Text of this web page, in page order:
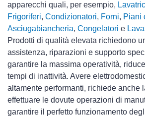
apparecchi quali, per esempio,
Frigoriferi, Condizionatori, Forni, Piani
Asciugabiancheria, Congelatori e
Prodotti di qualità elevata richiedono
assistenza, riparazioni e supporto
garantire la massima operatività,
tempi di inattività. Avere
altamente performanti, richiede anche
effettuare le dovute operazioni di
garantire il perfetto funzionamento